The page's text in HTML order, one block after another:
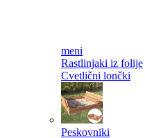
meni
Rastlinjaki iz folije
Cvetlični lončki
Peskovniki